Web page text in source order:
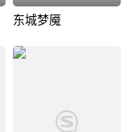
东城梦魇